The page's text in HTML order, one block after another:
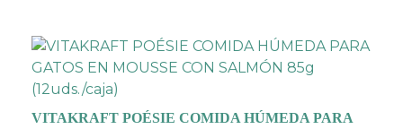
VITAKRAFT POÉSIE COMIDA HÚMEDA PARA